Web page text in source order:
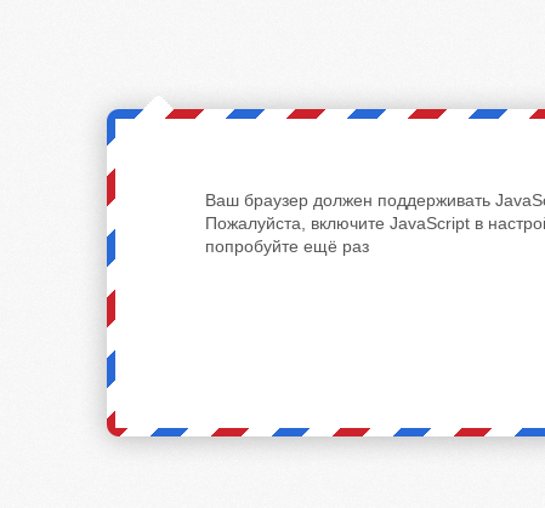
Ваш браузер должен поддерживать
Пожалуйста, включите JavaScript в
попробуйте ещё раз